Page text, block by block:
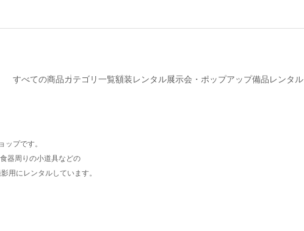
すべての商品カテゴリ一覧額装レンタル展示会・ポップアップ備品レンタル
プです。
器周りの小道具などの
用にレンタルしています。